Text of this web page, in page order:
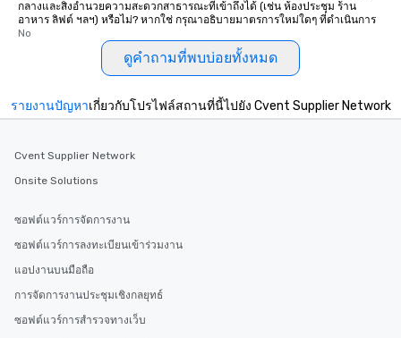
กลางและสิ่งอำนวยความสะดวกสาธารณะที่เข้าถึงได้ (เช่น ห้องประชุม ร้าน
อาหาร ลิฟต์ ฯลฯ) หรือไม่? หากใช่ กรุณาอธิบายมาตรการใหม่ใดๆ ที่ดำเนินการ
No
ดูคำถามที่พบบ่อยทั้งหมด
รายงานปัญหาเกี่ยวกับโปรไฟล์สถานที่นี้ไปยัง Cvent Supplier Network
Cvent Supplier Network
Onsite Solutions
ซอฟต์แวร์การจัดการงาน
ซอฟต์แวร์การลงทะเบียนเข้าร่วมงาน
แอปงานบนมือถือ
การจัดการงานประชุมเชิงกลยุทธ์
ซอฟต์แวร์การสำรวจทางเว็บ